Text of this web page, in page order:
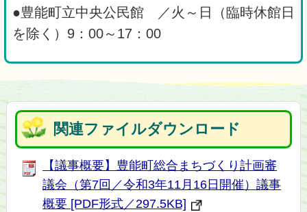
●豊能町立中央公民館 ／火～日（臨時休館日
を除く）9：00～17：00
関連ファイルダウンロード
【議事概要】豊能町総合まちづくり計画審
議会（第7回／令和3年11月16日開催）議事
概要 [PDF形式／297.5KB]